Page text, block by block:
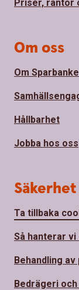
Priser, räntor
Om oss
Om
Hållbarhet
Jobba hos oss
Ta tillbaka
Så hanterar
Behandling
Bedrägeri